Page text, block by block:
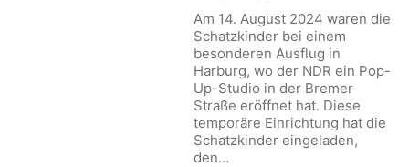
Am 14. August 2024 waren die
Schatzkinder bei einem
besonderen Ausflug in
Harburg, wo der NDR ein Pop-
Up-Studio in der Bremer
Straße eröffnet hat. Diese
temporäre Einrichtung hat die
Schatzkinder eingeladen,
den…